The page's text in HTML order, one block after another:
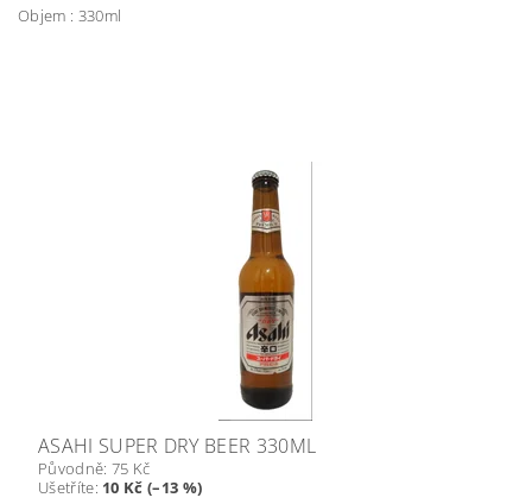
Objem : 330ml
ASAHI SUPER DRY BEER 330ML
Původně: 75 Kč
Ušetříte: 10 Kč (–13 %)